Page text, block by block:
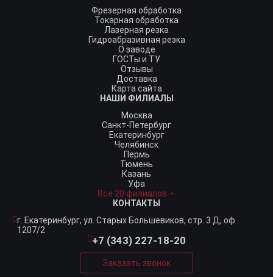
Фрезерная обработка
Токарная обработка
Лазерная резка
Гидроабразивная резка
О заводе
ГОСТы и ТУ
Отзывы
Доставка
Карта сайта
НАШИ ФИЛИАЛЫ
Москва
Санкт-Петербург
Екатеринбург
Челябинск
Пермь
Тюмень
Казань
Уфа
Все 20 филиалов
КОНТАКТЫ
г. Екатеринбург, ул. Старых Большевиков, стр. 3 Д, оф.
1207/2
+7 (343) 227-18-20
Заказать звонок